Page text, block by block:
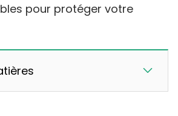
pour protéger votre